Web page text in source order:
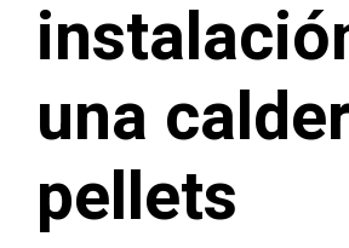
una
pellets